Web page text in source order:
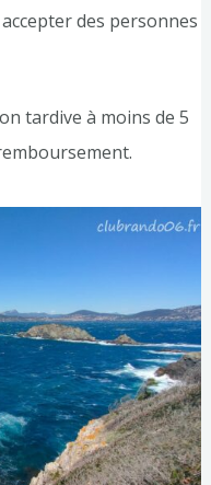
des personnes
tardive à moins de 5